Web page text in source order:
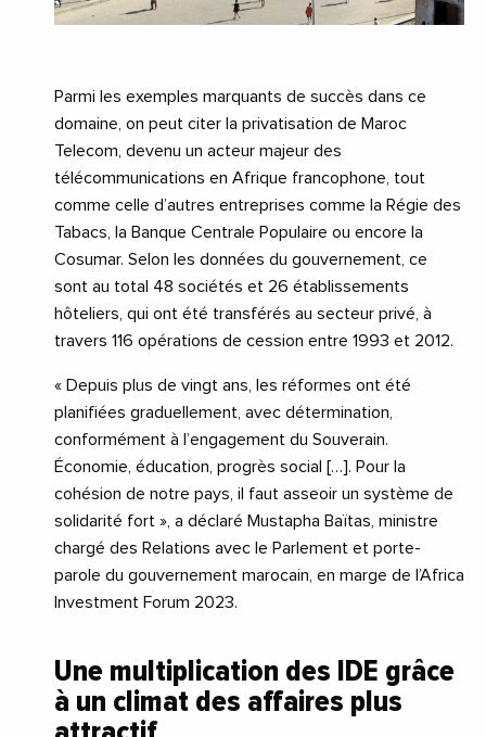
Parmi les exemples marquants de succès dans ce
domaine, on peut citer la privatisation de Maroc
Telecom, devenu un acteur majeur des
télécommunications en Afrique francophone, tout
comme celle d’autres entreprises comme la Régie des
Tabacs, la Banque Centrale Populaire ou encore la
Cosumar. Selon les données du gouvernement, ce
sont au total 48 sociétés et 26 établissements
hôteliers, qui ont été transférés au secteur privé, à
travers 116 opérations de cession entre 1993 et 2012.
« Depuis plus de vingt ans, les réformes ont été
planifiées graduellement, avec détermination,
conformément à l’engagement du Souverain.
Économie, éducation, progrès social […]. Pour la
cohésion de notre pays, il faut asseoir un système de
solidarité fort », a déclaré Mustapha Baïtas, ministre
chargé des Relations avec le Parlement et porte-
parole du gouvernement marocain, en marge de l’Africa
Investment Forum 2023.
Une multiplication des IDE grâce
à un climat des affaires plus